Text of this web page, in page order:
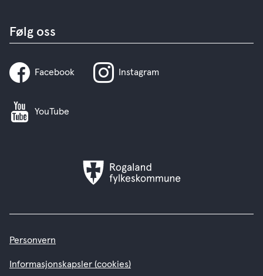
Følg oss
Facebook Instagram
YouTube
Rogaland
fylkeskommune
Personvern
Informasjonskapsler (cookies)